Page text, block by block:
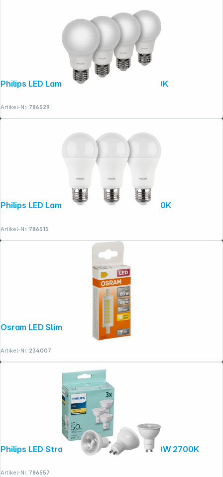
Philips LED Lampe E27 4er Set 75W 4000K
Artikel-Nr.:786529
Philips LED Lampe E27 3er Set 100W 2700K
Artikel-Nr.:786515
Osram LED Slim Line R7s 7W 806 lm
Artikel-Nr.:234007
Philips LED Strahler GU10 WW 3er Set 50W 2700K
Artikel-Nr.:786557